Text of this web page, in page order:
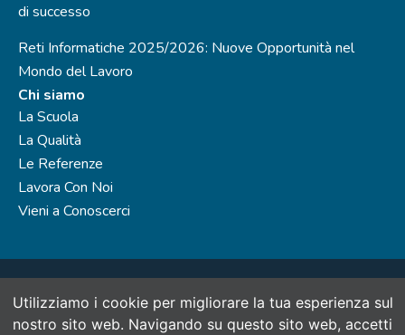
di successo
Reti Informatiche 2025/2026: Nuove Opportunità nel
Mondo del Lavoro
Chi siamo
La Scuola
La Qualità
Le Referenze
Lavora Con Noi
Vieni a Conoscerci
SinerVis Consulting S.r.l., società del Gruppo SinerVis Company
- P.IVA 07888960965 N.Rea: MI - 1988928
Utilizziamo i cookie per migliorare la tua esperienza sul
nostro sito web. Navigando su questo sito web, accetti